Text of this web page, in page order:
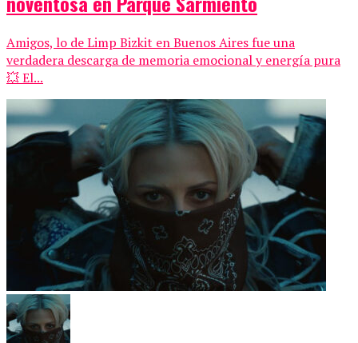
Amigos, lo de Limp Bizkit en Buenos Aires fue una
verdadera descarga de memoria emocional y energía pura
💥 El...